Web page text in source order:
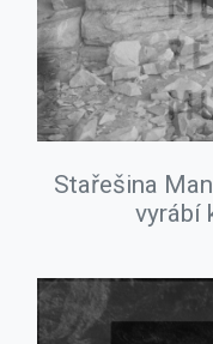
Stařešina
vyrábí